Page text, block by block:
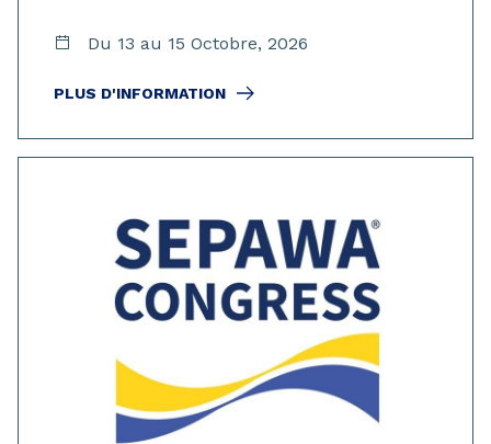
Du 13 au 15 Octobre, 2026
PLUS D'INFORMATION